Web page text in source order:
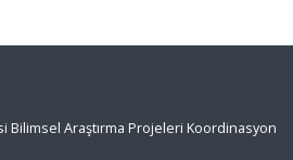
Bilimsel Araştırma Projeleri Koordinasyon